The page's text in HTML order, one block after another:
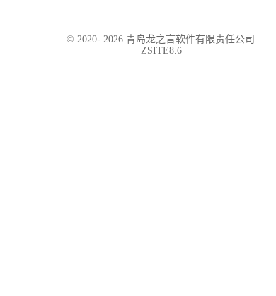
© 2020- 2026 青岛龙之言软件有限责任公司
ZSITE8.6